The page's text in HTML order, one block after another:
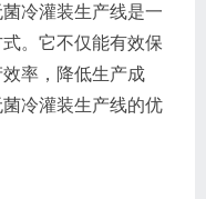
冷灌装生产线是一
。它不仅能有效保
率，降低生产成
冷灌装生产线的优